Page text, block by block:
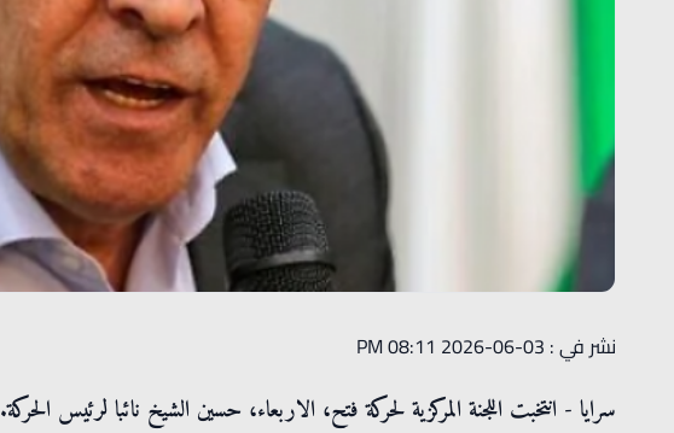
نشر في : 03-06-2026 08:11 PM
سرايا - انتخبت اللجنة المركزية لحركة فتح، الاربعاء، حسين الشيخ نائبا لرئيس الحركة.